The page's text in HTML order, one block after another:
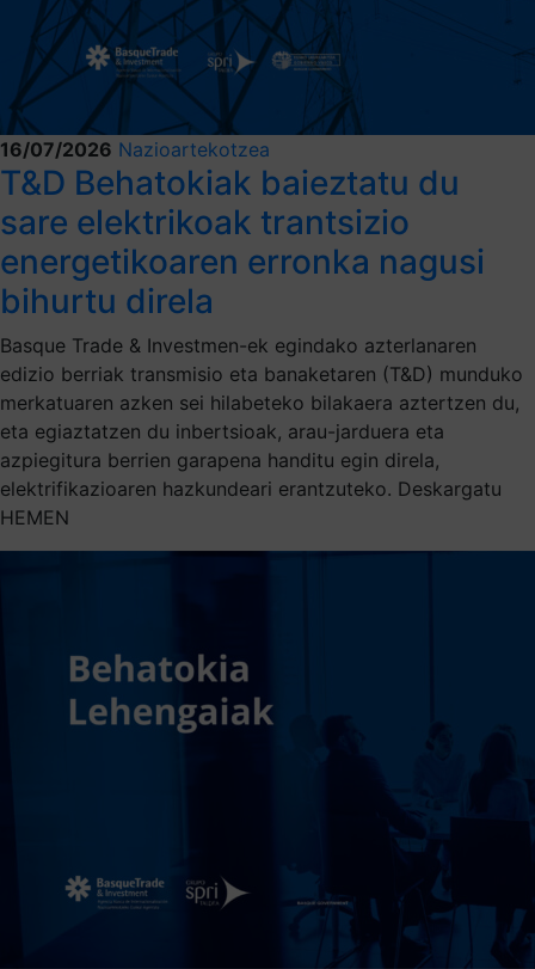
16/07/2026 Nazioartekotzea
T&D Behatokiak baieztatu du
sare elektrikoak trantsizio
energetikoaren erronka nagusi
bihurtu direla
Basque Trade & Investmen-ek egindako azterlanaren
edizio berriak transmisio eta banaketaren (T&D) munduko
merkatuaren azken sei hilabeteko bilakaera aztertzen du,
eta egiaztatzen du inbertsioak, arau-jarduera eta
azpiegitura berrien garapena handitu egin direla,
elektrifikazioaren hazkundeari erantzuteko. Deskargatu
HEMEN